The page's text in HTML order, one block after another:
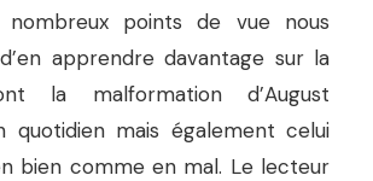
nombreux points de vue nous
apprendre davantage sur la
la malformation d’August
quotidien mais également celui
bien comme en mal. Le lecteur